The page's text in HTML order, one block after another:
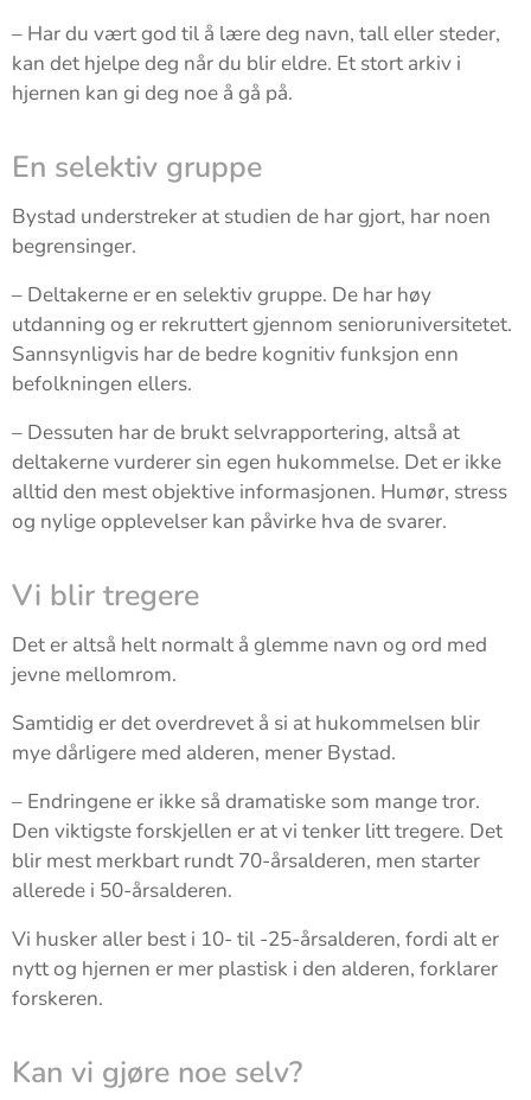
– Har du vært god til å lære deg navn, tall eller steder,
kan det hjelpe deg når du blir eldre. Et stort arkiv i
hjernen kan gi deg noe å gå på.
En selektiv gruppe
Bystad understreker at studien de har gjort, har noen
begrensinger.
– Deltakerne er en selektiv gruppe. De har høy
utdanning og er rekruttert gjennom senioruniversitetet.
Sannsynligvis har de bedre kognitiv funksjon enn
befolkningen ellers.
– Dessuten har de brukt selvrapportering, altså at
deltakerne vurderer sin egen hukommelse. Det er ikke
alltid den mest objektive informasjonen. Humør, stress
og nylige opplevelser kan påvirke hva de svarer.
Vi blir tregere
Det er altså helt normalt å glemme navn og ord med
jevne mellomrom.
Samtidig er det overdrevet å si at hukommelsen blir
mye dårligere med alderen, mener Bystad.
– Endringene er ikke så dramatiske som mange tror.
Den viktigste forskjellen er at vi tenker litt tregere. Det
blir mest merkbart rundt 70-årsalderen, men starter
allerede i 50-årsalderen.
Vi husker aller best i 10- til -25-årsalderen, fordi alt er
nytt og hjernen er mer plastisk i den alderen, forklarer
forskeren.
Kan vi gjøre noe selv?